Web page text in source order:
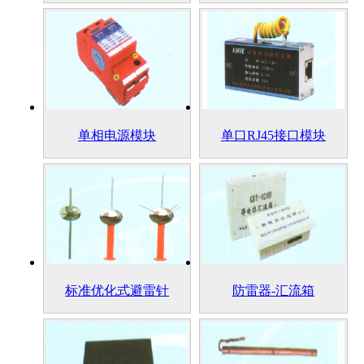
单相电源模块 单口RJ45接口模块
标准优化式避雷针 防雷器-汇流箱